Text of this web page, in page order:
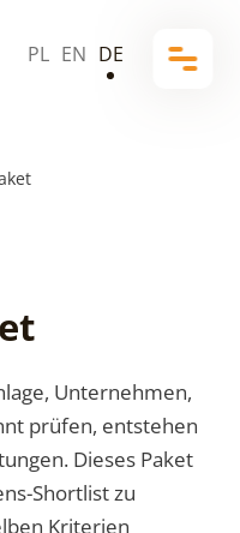
PL EN DE
Unternehmen,
prüfen, entstehen
Dieses Paket
Shortlist zu
Kriterien